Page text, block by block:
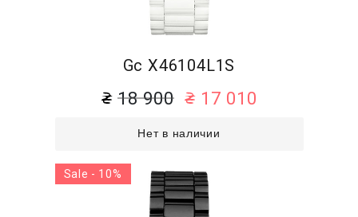
Gc X46104L1S
18 900 17 010
Нет в наличии
Sale - 10%